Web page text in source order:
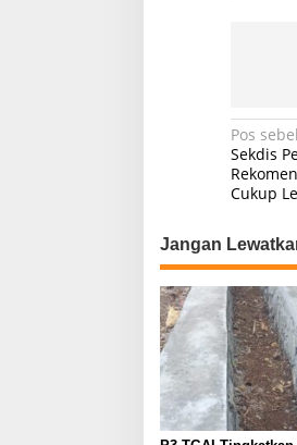
pos
Pos
Sekdis
Cukup
Jangan